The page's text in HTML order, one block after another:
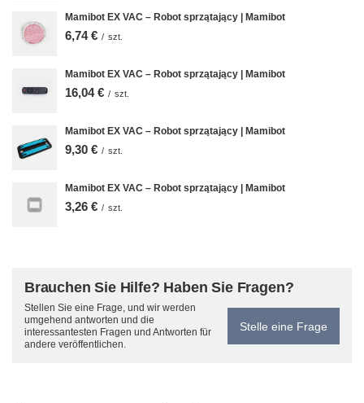
Mamibot EX VAC – Robot sprzątający | Mamibot
6,74 € / szt.
Mamibot EX VAC – Robot sprzątający | Mamibot
16,04 € / szt.
Mamibot EX VAC – Robot sprzątający | Mamibot
9,30 € / szt.
Mamibot EX VAC – Robot sprzątający | Mamibot
3,26 € / szt.
Brauchen Sie Hilfe? Haben Sie Fragen?
Stellen Sie eine Frage, und wir werden
umgehend antworten und die
interessantesten Fragen und Antworten für
andere veröffentlichen.
Stelle eine Frage